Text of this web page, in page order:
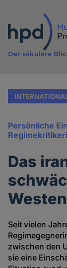
Inhalt
Der säkulare
Persönliche
Das
Seit vielen
zwischen den
sie eine